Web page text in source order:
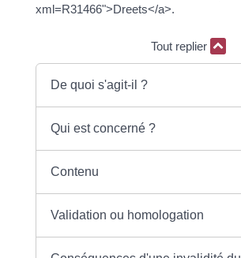
xml=R31466">Dreets</a>.
Tout replier
De quoi s'agit-il ?
Qui est concerné ?
Contenu
Validation ou homologation